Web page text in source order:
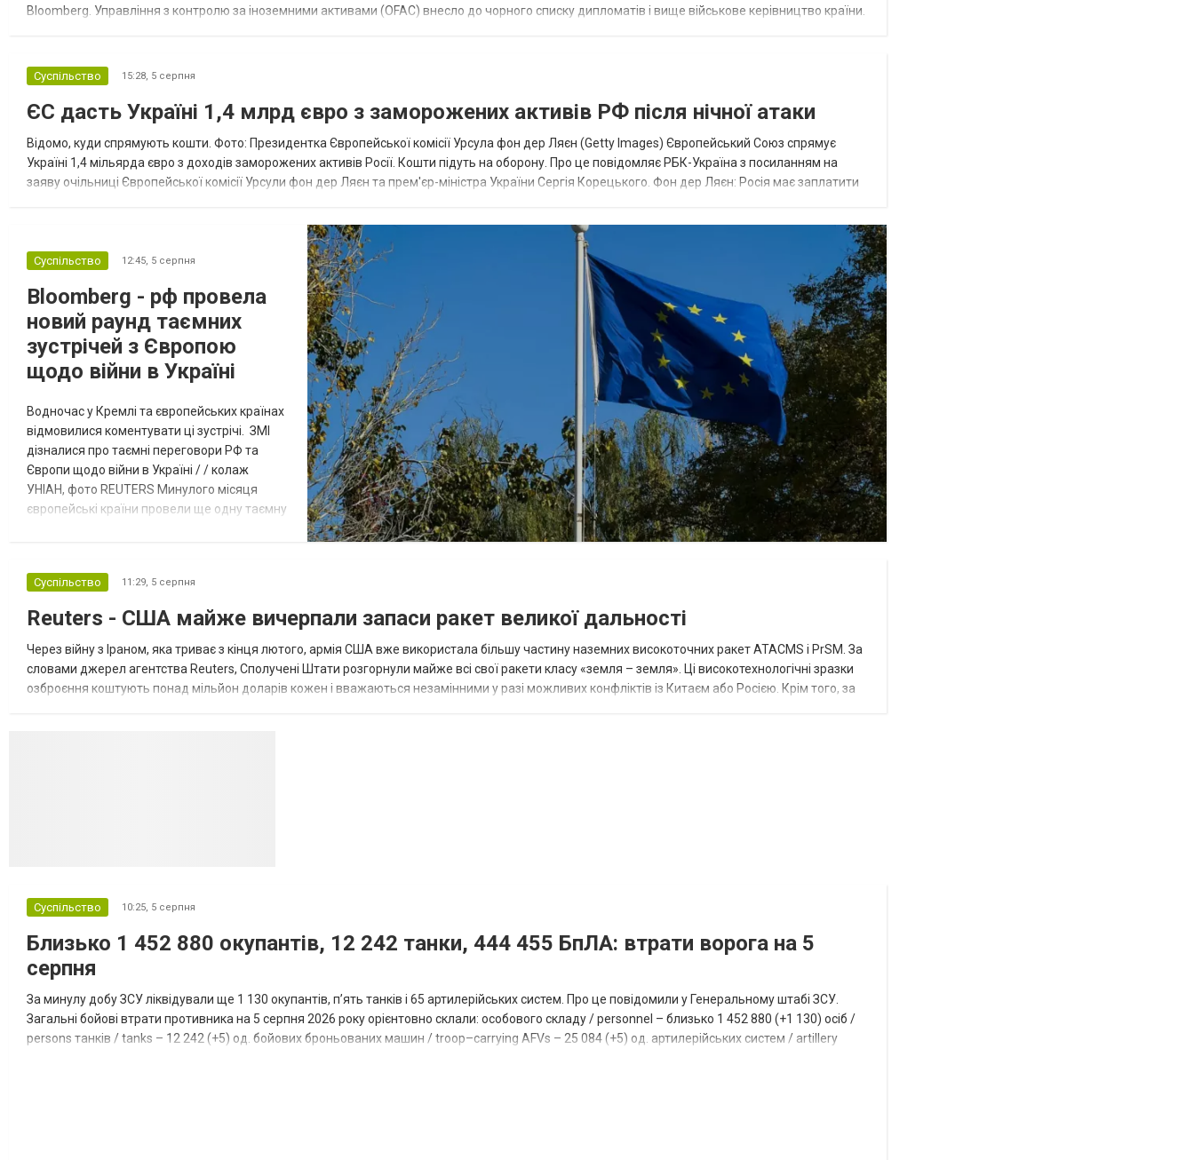
Bloomberg. Управління з контролю за іноземними активами (OFAC) внесло до чорного списку дипломатів і вище військове керівництво країни.
Суспільство 15:28, 5 серпня
ЄС дасть Україні 1,4 млрд євро з заморожених активів РФ після нічної атаки
Відомо, куди спрямують кошти. Фото: Президентка Європейської комісії Урсула фон дер Ляєн (Getty Images) Європейський Союз спрямує
Україні 1,4 мільярда євро з доходів заморожених активів Росії. Кошти підуть на оборону. Про це повідомляє РБК-Україна з посиланням на
заяву очільниці Європейської комісії Урсули фон дер Ляєн та прем'єр-міністра України Сергія Корецького. Фон дер Ляєн: Росія має заплатити
Суспільство 12:45, 5 серпня
Bloomberg - рф провела
новий раунд таємних
зустрічей з Європою
щодо війни в Україні
Водночас у Кремлі та європейських країнах
відмовилися коментувати ці зустрічі. ЗМІ
дізналися про таємні переговори РФ та
Європи щодо війни в Україні / / колаж
УНІАН, фото REUTERS Минулого місяця
європейські країни провели ще одну таємну
зі сторони Європи до цих переговорів
долучилися колишні високопосадовці
Великої Британії, Франції, Німеччини та Р...
Суспільство 11:29, 5 серпня
Reuters - США майже вичерпали запаси ракет великої дальності
Через війну з Іраном, яка триває з кінця лютого, армія США вже використала більшу частину наземних високоточних ракет ATACMS і PrSM. За
словами джерел агентства Reuters, Сполучені Штати розгорнули майже всі свої ракети класу «земля – земля». Ці високотехнологічні зразки
озброєння коштують понад мільйон доларів кожен і вважаються незамінними у разі можливих конфліктів із Китаєм або Росією. Крім того, за
Суспільство 10:25, 5 серпня
Близько 1 452 880 окупантів, 12 242 танки, 444 455 БпЛА: втрати ворога на 5
серпня
За минулу добу ЗСУ ліквідували ще 1 130 окупантів, пʼять танків і 65 артилерійських систем. Про це повідомили у Генеральному штабі ЗСУ.
Загальні бойові втрати противника на 5 серпня 2026 року орієнтовно склали: особового складу / personnel – близько 1 452 880 (+1 130) осіб /
persons танків / tanks – 12 242 (+5) од. бойових броньованих машин / troop–carrying AFVs – 25 084 (+5) од. артилерійських систем / artillery